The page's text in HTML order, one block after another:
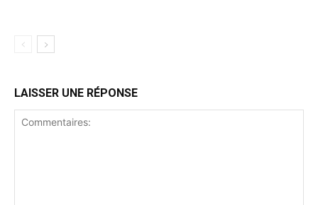
LAISSER UNE RÉPONSE